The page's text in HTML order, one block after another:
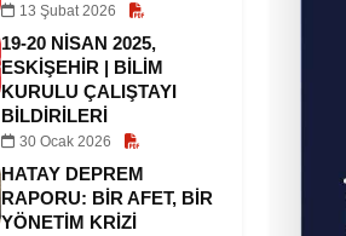
13 Şubat 2026
19-20 NİSAN 2025,
ESKİŞEHİR | BİLİM
KURULU ÇALIŞTAYI
BİLDİRİLERİ
30 Ocak 2026
HATAY DEPREM
RAPORU: BIR AFET, BIR
YÖNETIM KRIZI